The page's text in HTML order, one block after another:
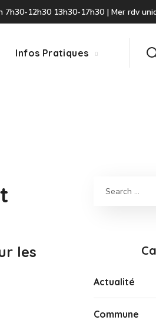
7h30-12h30 13h30-17h30 | Mer rdv
Infos Pratiques
les
Actualité
Commune